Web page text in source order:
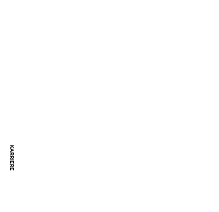
KARRIERE